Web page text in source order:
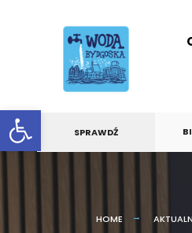
Otwórz pasek
SPRAWDŹ
HOME